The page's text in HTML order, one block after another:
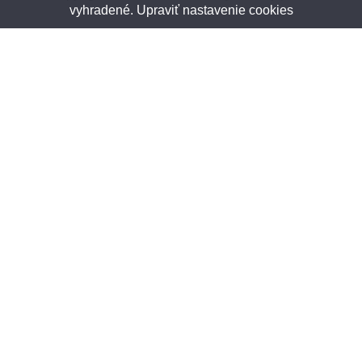
vyhradené. Upraviť nastavenie cookies